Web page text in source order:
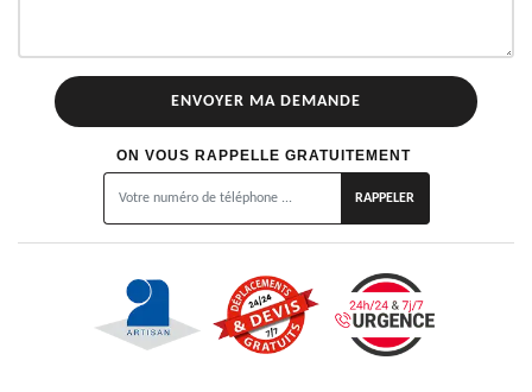
ON VOUS RAPPELLE GRATUITEMENT